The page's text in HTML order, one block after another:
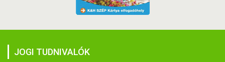
JOGI TUDNIVALÓK